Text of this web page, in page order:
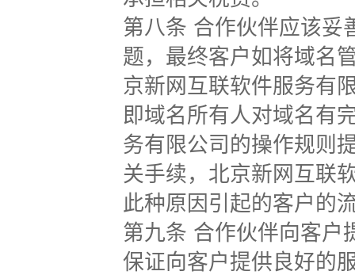
第八条 合作伙伴应该妥
题，最终客户如将域名
京新网互联软件服务有
即域名所有人对域名有
务有限公司的操作规则
关手续，北京新网互联
此种原因引起的客户的
第九条 合作伙伴向客户
保证向客户提供良好的